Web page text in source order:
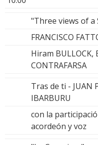
"Three views of a
FRANCISCO
Hiram BULLOCK,
CONTRAFARSA
Tras de ti - JUAN
IBARBURU
con la
acordeón y voz